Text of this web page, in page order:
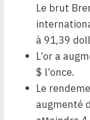
Le brut
à 91,39
L’or a
$ l’once.
Le
augmenté